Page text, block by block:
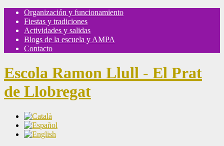
Organización y funcionamiento
Fiestas y tradiciones
Actividades y salidas
Blogs de la escuela y AMPA
Contacto
Escola Ramon Llull - El Prat
de Llobregat